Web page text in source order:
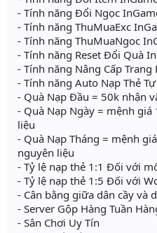
- Tính năng Đổi Ngọc
- Tính năng ThuMuaExc
- Tính năng ThuMuaNgoc
- Tính năng Reset Đổi Quà
- Tính năng Nâng Cấp Trang
- Tính năng Auto Nạp Thẻ
- Quà Nạp Đầu = 50k nhận
- Quà Nạp Ngày = mệnh
liệu
- Quà Nạp Tháng = mệnh
nguyên liệu
- Tỷ lệ nạp thẻ 1:1 Đối với
- Tỷ lệ nạp thẻ 1:5 Đối với
- Cân bằng giữa dân cầy và
- Server Gộp Hàng Tuần
- Sân Chơi Uy Tín